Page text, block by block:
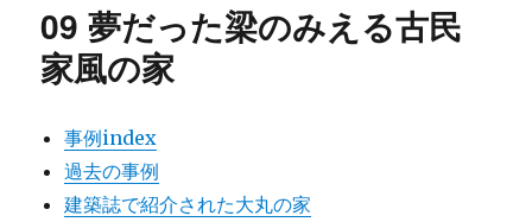
09 夢だった梁のみえる古民
家風の家
事例index
過去の事例
建築誌で紹介された大丸の家